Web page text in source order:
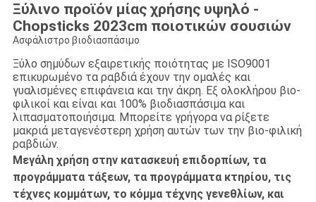
Ξύλινο προϊόν μίας χρήσης υψηλό -
Chopsticks 2023cm ποιοτικών σουσιών
Ασφάλιστρο βιοδιασπάσιμο
Ξύλο σημύδων εξαιρετικής ποιότητας με ISO9001
επικυρωμένο τα ραβδιά έχουν την ομαλές και
γυαλισμένες επιφάνεια και την άκρη. Εξ ολοκλήρου βιο-
φιλικοί και είναι και 100% βιοδιασπάσιμα και
λιπασματοποιήσιμα. Μπορείτε γρήγορα να ρίξετε
μακριά μεταγενέστερη χρήση αυτών των την βιο-φιλική
ραβδιών.
Μεγάλη χρήση στην κατασκευή επιδορπίων, τα
προγράμματα τάξεων, τα προγράμματα κτηρίου, τις
τέχνες κομμάτων, το κόμμα τέχνης γενεθλίων, και